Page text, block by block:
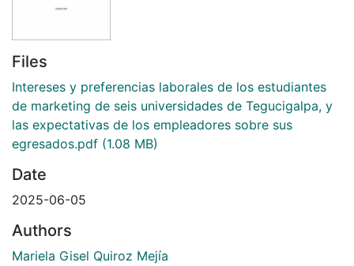
Files
Intereses y preferencias laborales de los estudiantes
de marketing de seis universidades de Tegucigalpa, y
las expectativas de los empleadores sobre sus
egresados.pdf (1.08 MB)
Date
2025-06-05
Authors
Mariela Gisel Quiroz Mejía